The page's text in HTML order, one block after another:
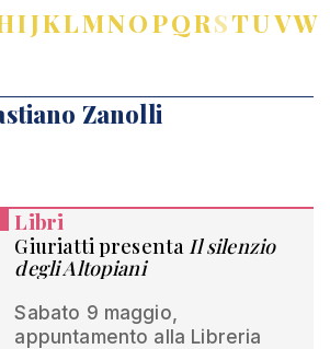
IJKLMNOPQRSTUVW
Zanolli
Libri
Giuriatti presenta Il silenzio
degli Altopiani
Sabato 9 maggio,
appuntamento alla Libreria